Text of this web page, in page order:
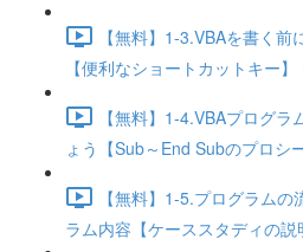
【無料】1-3.VBAを書く
【便利なショートカットキー
【無料】1-4.VBAプログ
ょう【Sub～End Subのプロシ
【無料】1-5.プログラム
ラム内容【ケーススタディの